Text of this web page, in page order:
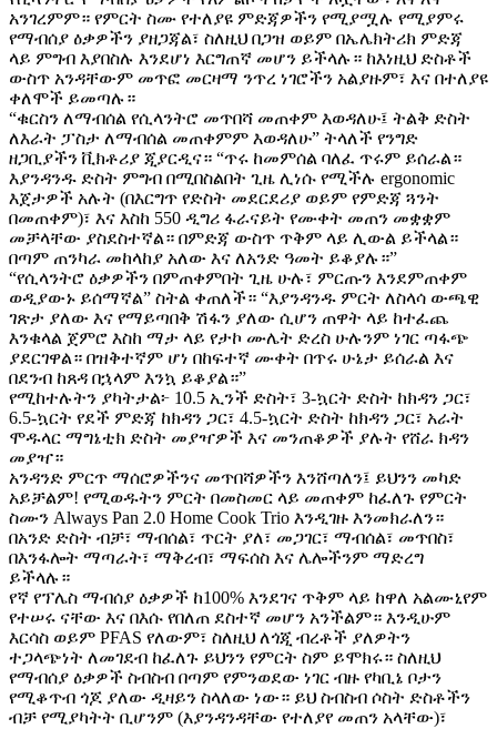
አንገረምም። የምርት ስሙ የተለያዩ ምድጃዎችን የሚያሟሉ የሚያምሩ
የማብሰያ ዕቃዎችን ያዘጋጃል፣ ስለዚህ በጋዝ ወይም በኤሌክትሪክ ምድጃ
ላይ ምግብ እያበስሉ እንደሆነ እርግጠኛ መሆን ይችላሉ። ከእነዚህ ድስቶች
ውስጥ አንዳቸውም መጥፎ መርዛማ ንጥረ ነገሮችን አልያዙም፣ እና በተለያዩ
ቀለሞች ይመጣሉ።
“ቁርስን ለማብሰል የሲላንትሮ መጥበሻ መጠቀም እወዳለሁ፤ ትልቅ ድስት
ለእራት ፓስታ ለማብሰል መጠቀምም እወዳለሁ” ትላለች የንግድ
ዘጋቢያችን ቪክቶሪያ ጂያርዲና። “ጥሩ ከመምሰል ባለፈ ጥሩም ይሰራል።
እያንዳንዱ ድስት ምግብ በሚበስልበት ጊዜ ሊነሱ የሚችሉ ergonomic
እጀታዎች አሉት (በእርግጥ የድስት መደርደሪያ ወይም የምድጃ ጓንት
በመጠቀም)፣ እና እስከ 550 ዲግሪ ፋራናይት የሙቀት መጠን መቋቋም
መቻላቸው ያስደስተኛል። በምድጃ ውስጥ ጥቅም ላይ ሊውል ይችላል።
በጣም ጠንካራ መከላከያ አለው እና ለአንድ ዓመት ይቆያሉ።”
“የሲላንትሮ ዕቃዎችን በምጠቀምበት ጊዜ ሁሉ፣ ምርጡን እንደምጠቀም
ወዲያውኑ ይሰማኛል” ስትል ቀጠለች። “እያንዳንዱ ምርት ለስላሳ ውጫዊ
ገጽታ ያለው እና የማይጣበቅ ሽፋን ያለው ሲሆን ጠዋት ላይ ከተፈጨ
እንቁላል ጀምሮ እስከ ማታ ላይ የታኮ ሙሌት ድረስ ሁሉንም ነገር ጣፋጭ
ያደርገዋል። በዝቅተኛም ሆነ በከፍተኛ ሙቀት በጥሩ ሁኔታ ይሰራል እና
በደንብ ከጸዳ በኋላም እንኳ ይቆያል።”
የሚከተሉትን ያካትታል፦ 10.5 ኢንች ድስት፣ 3-ኳርት ድስት ከክዳን ጋር፣
6.5-ኳርት የደች ምድጃ ከክዳን ጋር፣ 4.5-ኳርት ድስት ከክዳን ጋር፣ አራት
ሞዱላር ማግኔቲክ ድስት መያዣዎች እና መንጠቆዎች ያሉት የሸራ ክዳን
መያዣ።
አንዳንድ ምርጥ ማሰሮዎችንና መጥበሻዎችን እንሸጣለን፤ ይህንን መካድ
አይቻልም! የሚወዱትን ምርት በመስመር ላይ መጠቀም ከፈለጉ የምርት
ስሙን Always Pan 2.0 Home Cook Trio እንዲገዙ እንመክራለን።
በአንድ ድስት ብቻ፣ ማብሰል፣ ጥርት ያለ፣ መጋገር፣ ማብሰል፣ መጥበስ፣
በእንፋሎት ማጣራት፣ ማቅረብ፣ ማፍሰስ እና ሌሎችንም ማድረግ
ይችላሉ።
የኛ የፕሌስ ማብሰያ ዕቃዎች ከ100% እንደገና ጥቅም ላይ ከዋለ አልሙኒየም
የተሠሩ ናቸው እና በእሱ የበለጠ ደስተኛ መሆን አንችልም። እንዲሁም
እርሳስ ወይም PFAS የለውም፣ ስለዚህ ለጎጂ ብረቶች ያለዎትን
ተጋላጭነት ለመገደብ ከፈለጉ ይህንን የምርት ስም ይሞክሩ። ስለዚህ
የማብሰያ ዕቃዎች ስብስብ በጣም የምንወደው ነገር ብዙ የካቢኔ ቦታን
የሚቆጥብ ጎጆ ያለው ዲዛይን ስላለው ነው። ይህ ስብስብ ሶስት ድስቶችን
ብቻ የሚያካትት ቢሆንም (እያንዳንዳቸው የተለያየ መጠን አላቸው)፣